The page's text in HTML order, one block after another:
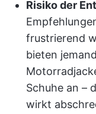
Risiko der
frustrierend
bieten
Schuhe an –
wirkt